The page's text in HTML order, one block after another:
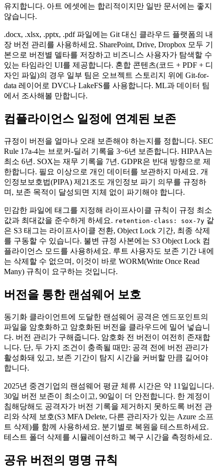
유지합니다. 아트 에셋에는 합리적이지만 일반 문서에는 좋지
않습니다.
.docx, .xlsx, .pptx, .pdf 파일에는 Git 대신 클라우드 플랫폼의 내
장 버전 관리를 사용하세요. SharePoint, Drive, Dropbox 모두 기
본으로 버전별 델타를 저장하고 비즈니스 사용자가 탐색할 수
있는 타임라인 UI를 제공합니다. 혼합 콘텐츠(코드 + PDF + 디
자인 파일)의 경우 일부 팀은 오브젝트 스토리지 위에 Git-for-
data 레이어로 DVC나 LakeFS를 사용합니다. ML과 데이터 팀
에서 조사해볼 만합니다.
컴플라이언스 일정에 연계된 보존
규정이 버전을 얼마나 오래 보존해야 하는지를 정합니다. SEC
Rule 17a-4는 브로커-딜러 기록을 3~6년 보존합니다. HIPAA는
최소 6년. SOX는 재무 기록을 7년. GDPR은 반대 방향으로 제
한합니다. 필요 이상으로 개인 데이터를 보관하지 마세요. 개
인정보보호법(PIPA) 제21조도 개인정보 파기 의무를 규정하
며, 보존 목적이 달성되면 지체 없이 파기해야 합니다.
민감한 파일에 태그를 지정해 라이프사이클 규칙이 규정 최소
값과 최대값을 준수하게 하세요. retention-class: sox-7y 같
은 S3 태그는 라이프사이클 전환, Object Lock 기간, 최종 삭제
를 구동할 수 있습니다. 불변 규정 사본에는 S3 Object Lock 컴
플라이언스 모드를 사용하세요. 루트 사용자도 보존 기간 내에
는 삭제할 수 없으며, 이것이 바로 WORM(Write Once Read
Many) 규칙이 요구하는 것입니다.
버전을 통한 랜섬웨어 보호
동기화 클라이언트에 도달한 랜섬웨어 공격은 엔드포인트의
파일을 암호화하고 암호화된 버전을 클라우드에 밀어 넣습니
다. 버전 관리가 구해줍니다. 암호화 전 버전이 여전히 존재합
니다. 단, 두 가지 조건이 충족될 때만: 공격 전에 버전 관리가
활성화돼 있고, 보존 기간이 탐지 시간을 커버할 만큼 길어야
합니다.
2025년 중견기업의 랜섬웨어 평균 체류 시간은 약 11일입니다.
30일 버전 보존이 최소이고, 90일이 더 안전합니다. 한 계정이
침해당해도 공격자가 버전 기록을 제거하지 못하도록 버전 관
리와 삭제 보호(S3 MFA Delete, 다른 관리자가 있는 Azure 소프
트 삭제)를 함께 사용하세요. 분기별로 복원을 테스트하세요.
테스트 폴더 삭제를 시뮬레이션하고 복구 시간을 측정하세요.
공유 버전의 명명 규칙